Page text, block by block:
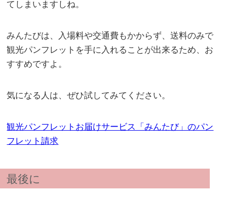
てしまいますしね。
みんたびは、入場料や交通費もかからず、送料のみで
観光パンフレットを手に入れることが出来るため、お
すすめですよ。
気になる人は、ぜひ試してみてください。
観光パンフレットお届けサービス「みんたび」のパン
フレット請求
最後に